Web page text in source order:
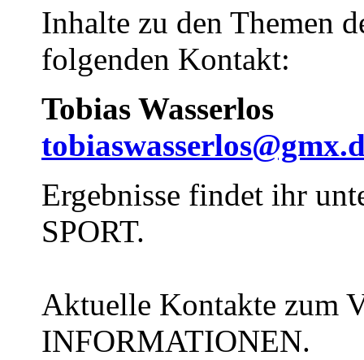
Inhalte zu den Themen
folgenden Kontakt:
Tobias Wasserlos
Ergebnisse findet ihr
SPORT.
Aktuelle Kontakte zum
INFORMATIONEN.